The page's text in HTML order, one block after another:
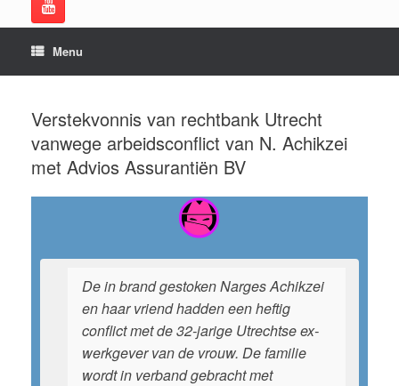
Menu
Verstekvonnis van rechtbank Utrecht
vanwege arbeidsconflict van N. Achikzei
met Advios Assurantiën BV
De in brand gestoken Narges Achikzei
en haar vriend hadden een heftig
conflict met de 32-jarige Utrechtse ex-
werkgever van de vrouw. De familie
wordt in verband gebracht met